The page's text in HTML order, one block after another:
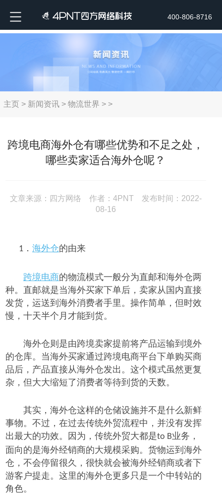
400-806-8716
主页> 新闻资讯> 物流世界 > >
跨境电商海外仓有哪些优势和不足之处，
哪些卖家适合海外仓呢？
文章来源：四方网络 作者：4PNT 发布时间：2022-
08-16
1．海外仓的由来
跨境电商的物流模式一般分为直邮和海外仓两
种。直邮就是当海外买家下单后，卖家从国内直接
发货，运送到海外消费者手里。操作简单，但时效
慢，十天半个月才能到货。
海外仓则是由跨境卖家提前将产品运输到境外
的仓库。当海外买家通过跨境电商平台下单购买商
品后，产品直接从海外仓发出。这个模式虽然更复
杂，但大大缩短了消费者等待到货的天数。
其实，海外仓这样的仓储设施并不是什么新鲜
事物。不过，在过去传统外贸流程中，并没有发挥
出最大的功效。因为，传统外贸大都是to B业务，
面向的是海外经销商的大规模采购。货物运到海外
仓，不会停留很久，很快就会被海外经销商或者下
游客户提走。这里的海外仓更多只是一个中转站的
角色。